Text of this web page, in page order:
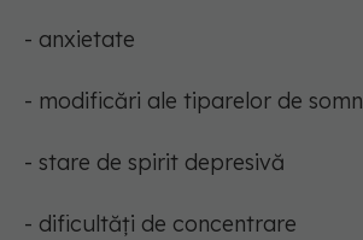
- anxietate
- modificări ale tiparelor de somn
- stare de spirit depresivă
- dificultăți de concentrare